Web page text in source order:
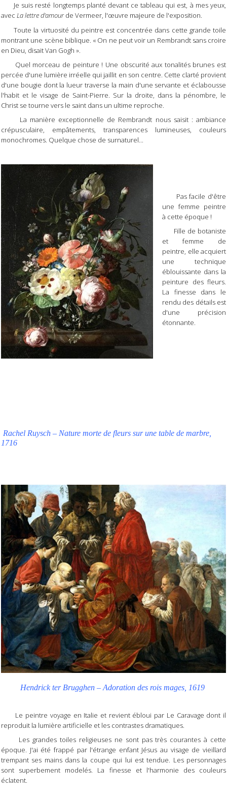
Je suis resté longtemps planté devant ce tableau qui est, à mes yeux,
avec La lettre d'amourde Vermeer, l'œuvre majeure de l'exposition.
Toute la virtuosité du peintre est concentrée dans cette grande toile
montrant une scène biblique. « On ne peut voir un Rembrandt sans croire
en Dieu, disait Van Gogh ».
Quel morceau de peinture ! Une obscurité aux tonalités brunes est
percée d'une lumière irréelle qui jaillit en son centre. Cette clarté provient
d'une bougie dont la lueur traverse la main d'une servante et éclabousse
l'habit et le visage de Saint-Pierre. Sur la droite, dans la pénombre, le
Christ se tourne vers le saint dans un ultime reproche.
La manière exceptionnelle de Rembrandt nous saisit : ambiance
crépusculaire, empâtements, transparences lumineuses, couleurs
monochromes. Quelque chose de surnaturel...
Pas facile d'être
une femme peintre
à cette époque !
Fille de botaniste
et femme de
peintre, elle acquiert
une technique
éblouissante dans la
peinture des fleurs.
La finesse dans le
rendu des détails est
d'une précision
étonnante.
Rachel Ruysch – Nature morte de fleurs sur une table de marbre,
1716
Hendrick ter Brugghen – Adoration des rois mages, 1619
Le peintre voyage en Italie et revient ébloui par Le Caravage dont il
reproduit la lumière artificielle et les contrastes dramatiques.
Les grandes toiles religieuses ne sont pas très courantes à cette
époque. J'ai été frappé par l'étrange enfant Jésus au visage de vieillard
trempant ses mains dans la coupe qui lui est tendue. Les personnages
sont superbement modelés. La finesse et l'harmonie des couleurs
éclatent.